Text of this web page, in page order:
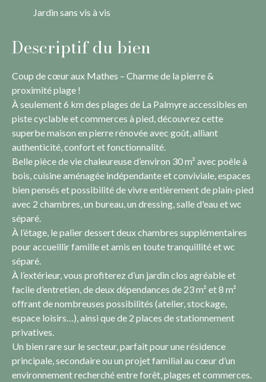
Jardin sans vis à vis
Descriptif du bien
Coup de cœur aux Mathes – Charme de la pierre &
proximité plage !
À seulement 6 km des plages de La Palmyre accessibles en
piste cyclable et commerces à pied, découvrez cette
superbe maison en pierre rénovée avec goût, alliant
authenticité, confort et fonctionnalité.
Belle pièce de vie chaleureuse d’environ 30 m² avec poêle à
bois, cuisine aménagée indépendante et conviviale, espaces
bien pensés et possibilité de vivre entièrement de plain-pied
avec 2 chambres, un bureau, un dressing, salle d'eau et wc
séparé.
À l’étage, le palier dessert deux chambres supplémentaires
pour accueillir famille et amis en toute tranquillité et wc
séparé.
À l’extérieur, vous profiterez d’un jardin clos agréable et
facile d’entretien, de deux dépendances de 23 m² et 8 m²
offrant de nombreuses possibilités (atelier, stockage,
espace loisirs…), ainsi que de 2 places de stationnement
privatives.
Un bien rare sur le secteur, parfait pour une résidence
principale, secondaire ou un projet familial au cœur d’un
environnement recherché entre forêt, plages et commerces.